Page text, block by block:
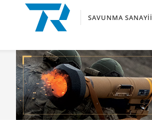
SAVUNMA SANAYII